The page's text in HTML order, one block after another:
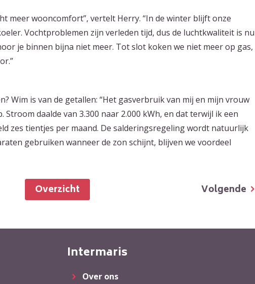
meer wooncomfort”, vertelt Herry. “In de winter blijft onze
Vochtproblemen zijn verleden tijd, dus de luchtkwaliteit is nu
je binnen bijna niet meer. Tot slot koken we niet meer op gas,
Wim is van de getallen: “Het gasverbruik van mij en mijn vrouw
Stroom daalde van 3.300 naar 2.000 kWh, en dat terwijl ik een
zes tientjes per maand. De salderingsregeling wordt natuurlijk
gebruiken wanneer de zon schijnt, blijven we voordeel
Volgende
Overzicht
Intermaris
Over ons